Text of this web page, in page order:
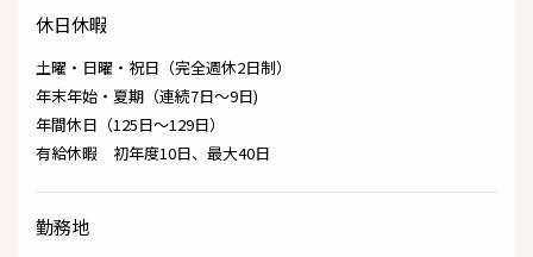
休日休暇
土曜・日曜・祝日（完全週休2日制）
年末年始・夏期（連続7日～9日)
年間休日（125日～129日）
有給休暇 初年度10日、最大40日
勤務地